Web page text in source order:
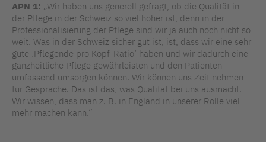
APN 1: „Wir haben uns generell gefragt, ob die Qualität in
der Pflege in der Schweiz so viel höher ist, denn in der
Professionalisierung der Pflege sind wir ja auch noch nicht so
weit. Was in der Schweiz sicher gut ist, ist, dass wir eine sehr
gute ‚Pflegende pro Kopf-Ratio‘ haben und wir dadurch eine
ganzheitliche Pflege gewährleisten und den Patienten
umfassend umsorgen können. Wir können uns Zeit nehmen
für Gespräche. Das ist das, was Qualität bei uns ausmacht.
Wir wissen, dass man z. B. in England in unserer Rolle viel
mehr machen kann.“